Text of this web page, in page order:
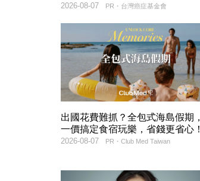
PR・台灣癌症基金會
2026-08-07
出國花費難抓？全包式海島假期，
一價搞定食宿玩樂，省錢更省心！
PR・Club Med Taiwan
2026-08-07